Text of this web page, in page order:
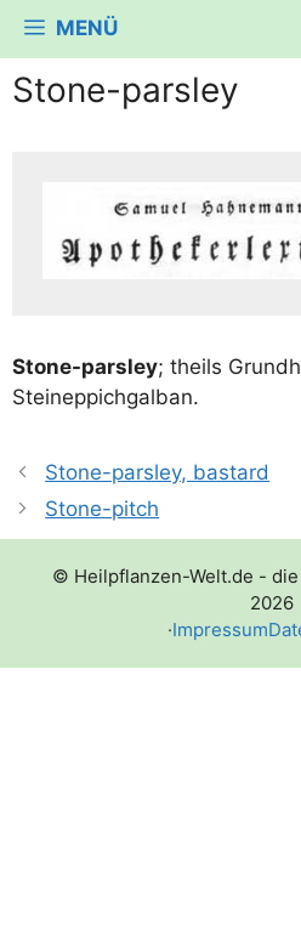
MENÜ
Stone-parsley
Stone-pars­ley; theils
Steineppichgalban.
Stone-parsley, bastard
Stone-pitch
© Heilpflanzen-Welt.de -
2026
·Impressum